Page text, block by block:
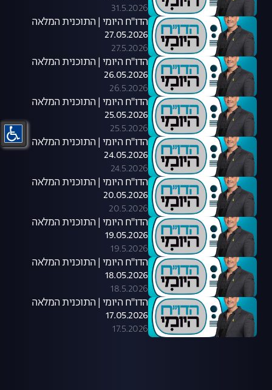
31.5.2026
הדו"ח היומי | התוכנית המלאה
27.05.2026
27.5.2026
הדו"ח היומי | התוכנית המלאה
26.05.2026
26.5.2026
הדו"ח היומי | התוכנית המלאה
25.05.2026
25.5.2026
הדו"ח היומי | התוכנית המלאה
24.05.2026
24.5.2026
הדו"ח היומי | התוכנית המלאה
20.05.2026
20.5.2026
הדו"ח היומי | התוכנית המלאה
19.05.2026
19.5.2026
הדו"ח היומי | התוכנית המלאה
18.05.2026
18.5.2026
הדו"ח היומי | התוכנית המלאה
17.05.2026
17.5.2026